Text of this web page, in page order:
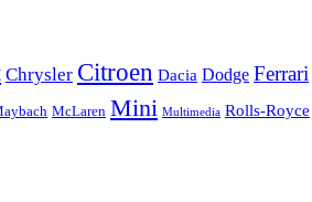
Chrysler Citroen Dacia Dodge Ferrari
McLaren Mini Multimedia Rolls-Royce